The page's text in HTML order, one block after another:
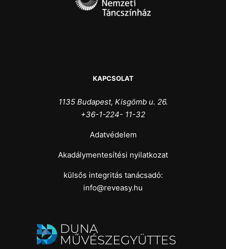
KAPCSOLAT
1135 Budapest, Kisgömb u. 26.
+36-1-224- 11-32
Adatvédelem
Akadálymentesítési nyilatkozat
külsős integritás tanácsadó:
info@reveasy.hu